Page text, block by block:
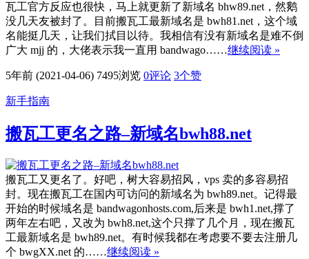
瓦工官方反应也很快，马上就更新了新域名 bhw89.net，然鹅
没几天友被封了。目前搬瓦工最新域名是 bwh81.net，这个域
名能挺几天，让我们拭目以待。我相信有没有新域名是难不倒
广大 mjj 的，大佬表示我一直用 bandwago……继续阅读 »
5年前 (2021-04-06) 7495浏览 0评论 3个赞
新手指南
搬瓦工更名之路–新域名bwh88.net
搬瓦工又更名了。好吧，树大容易招风，vps 卖的多容易招
封。现在搬瓦工在国内可访问的新域名为 bwh89.net。记得最
开始的时候域名是 bandwagonhosts.com,后来是 bwh1.net,撑了
两年左右吧，又改为 bwh8.net,这个只撑了几个月，现在搬瓦
工最新域名是 bwh89.net。有时候我都在考虑要不要去注册几
个 bwgXX.net 的……继续阅读 »